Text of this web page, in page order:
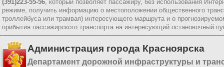
(391)223-55-56, который позволяет пассажиру, без использования
режиме, получить информацию о местоположении общественного
троллейбуса или трамвая) интересующего маршрута и о
прибытия пассажирского транспорта на интересующий остановочный
Администрация города Красноярска
Департамент дорожной инфраструктуры и